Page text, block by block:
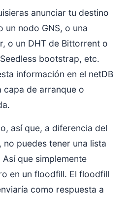
anunciar tu destino
un nodo GNS, o una
o un DHT de Bittorrent o
bootstrap, etc.
información en el netDB
capa de arranque o
así que, a diferencia del
no puedes tener una lista
que simplemente
en un floodfill. El floodfill
como respuesta a